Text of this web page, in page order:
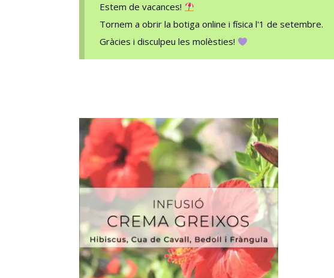
Estem de vacances!
Tornem a obrir la botiga online i física l'1 de setembre.
Gràcies i disculpeu les molèsties!